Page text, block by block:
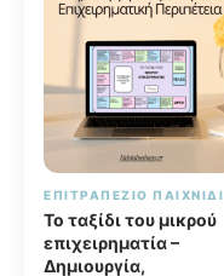
ΕΠΙΤΡΑΠΈΖΙΟ ΠΑΙΧΝΊΔΙ
Το ταξίδι του μικρού
επιχειρηματία –
Δημιουργία,